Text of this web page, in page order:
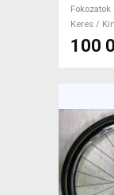
Fokozatok
Keres /
100